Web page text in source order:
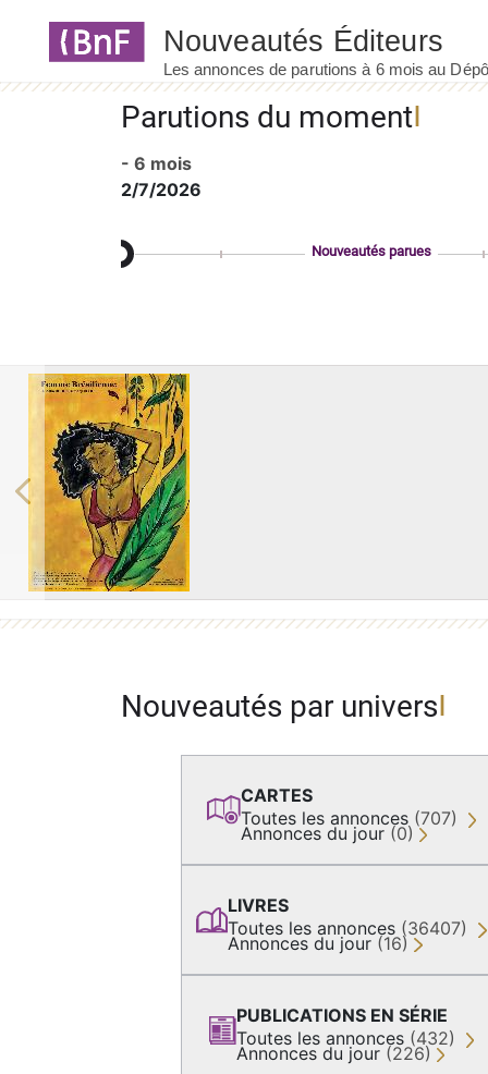
Parutions du moment
- 6 mois
2/7/2026
Nouveautés parues
Previous
Nouveautés par univers
CARTES
Toutes les annonces (707)
Annonces du jour (0)
LIVRES
Toutes les annonces (36407)
Annonces du jour (16)
PUBLICATIONS EN SÉRIE
Toutes les annonces (432)
Annonces du jour (226)